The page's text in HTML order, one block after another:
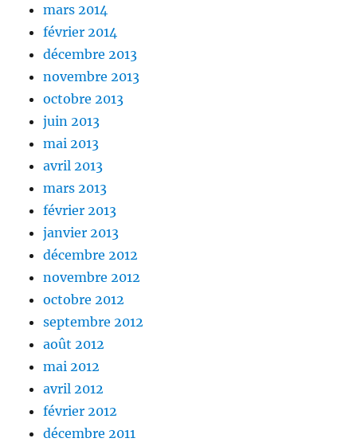
mars 2014
février 2014
décembre 2013
novembre 2013
octobre 2013
juin 2013
mai 2013
avril 2013
mars 2013
février 2013
janvier 2013
décembre 2012
novembre 2012
octobre 2012
septembre 2012
août 2012
mai 2012
avril 2012
février 2012
décembre 2011